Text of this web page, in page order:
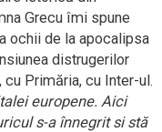
Grecu îmi spune
ochii de la apocalipsa
distrugerilor
Primăria, cu Inter-ul.
europene. Aici
s-a înnegrit si stă